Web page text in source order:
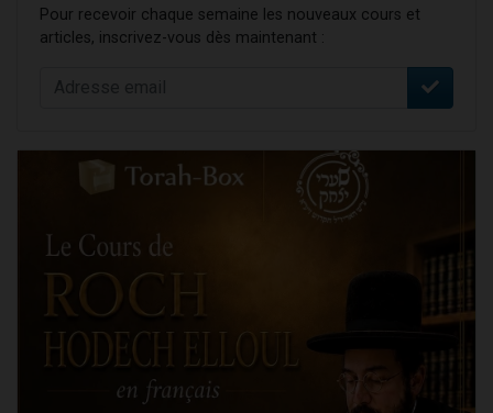
Pour recevoir chaque semaine les nouveaux cours et
articles, inscrivez-vous dès maintenant :